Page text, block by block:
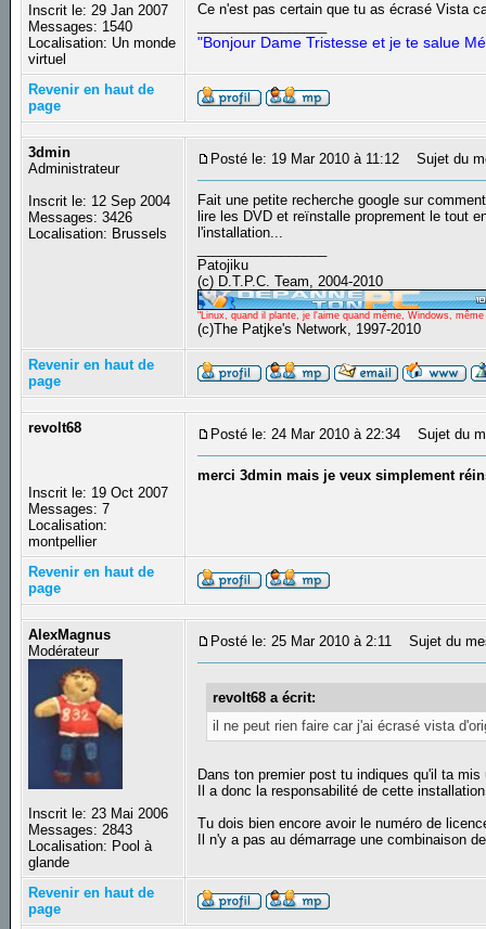
Inscrit le: 29 Jan 2007
Messages: 1540
Localisation: Un monde
virtuel
Ce n'est pas certain que tu as écrasé Vista
"Bonjour Dame Tristesse et je te salue
Revenir en haut de
page
3dmin
Administrateur
Inscrit le: 12 Sep 2004
Messages: 3426
Localisation: Brussels
Posté le: 19 Mar 2010 à 11:12 Sujet du
Fait une petite recherche google sur
lire les DVD et reïnstalle proprement le tout
l'installation...
Patojiku
(c) D.T.P.C. Team, 2004-2010
"Linux, quand il plante, je l'aime quand même, Windows,
(c)The Patjke's Network, 1997-2010
Revenir en haut de
page
revolt68
Inscrit le: 19 Oct 2007
Messages: 7
Localisation:
montpellier
Posté le: 24 Mar 2010 à 22:34 Sujet du
merci 3dmin mais je veux simplement
Revenir en haut de
page
AlexMagnus
Modérateur
Inscrit le: 23 Mai 2006
Messages: 2843
Localisation: Pool à
glande
Posté le: 25 Mar 2010 à 2:11 Sujet du
revolt68 a écrit:
il ne peut rien faire car j'ai écrasé vista
Dans ton premier post tu indiques qu'il ta
Il a donc la responsabilité de cette
Tu dois bien encore avoir le numéro de
Il n'y a pas au démarrage une combinaison
Revenir en haut de
page